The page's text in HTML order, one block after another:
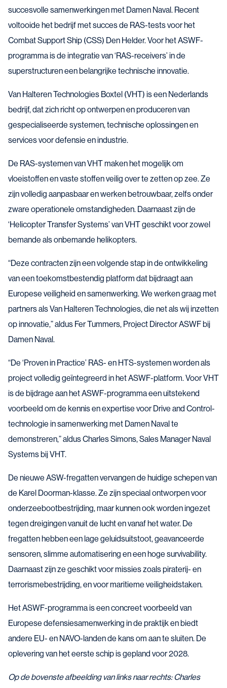
succesvolle samenwerkingen met Damen Naval. Recent
voltooide het bedrijf met succes de RAS-tests voor het
Combat Support Ship (CSS) Den Helder. Voor het ASWF-
programma is de integratie van ‘RAS-receivers’ in de
superstructuren een belangrijke technische innovatie.
Van Halteren Technologies Boxtel (VHT) is een Nederlands
bedrijf, dat zich richt op ontwerpen en produceren van
gespecialiseerde systemen, technische oplossingen en
services voor defensie en industrie.
De RAS-systemen van VHT maken het mogelijk om
vloeistoffen en vaste stoffen veilig over te zetten op zee. Ze
zijn volledig aanpasbaar en werken betrouwbaar, zelfs onder
zware operationele omstandigheden. Daarnaast zijn de
‘Helicopter Transfer Systems’ van VHT geschikt voor zowel
bemande als onbemande helikopters.
“Deze contracten zijn een volgende stap in de ontwikkeling
van een toekomstbestendig platform dat bijdraagt aan
Europese veiligheid en samenwerking. We werken graag met
partners als Van Halteren Technologies, die net als wij inzetten
op innovatie,” aldus Fer Tummers, Project Director ASWF bij
Damen Naval.
“De ‘Proven in Practice’ RAS- en HTS-systemen worden als
project volledig geïntegreerd in het ASWF-platform. Voor VHT
is de bijdrage aan het ASWF-programma een uitstekend
voorbeeld om de kennis en expertise voor Drive and Control-
technologie in samenwerking met Damen Naval te
demonstreren,” aldus Charles Simons, Sales Manager Naval
Systems bij VHT.
De nieuwe ASW-fregatten vervangen de huidige schepen van
de Karel Doorman-klasse. Ze zijn speciaal ontworpen voor
onderzeebootbestrijding, maar kunnen ook worden ingezet
tegen dreigingen vanuit de lucht en vanaf het water. De
fregatten hebben een lage geluidsuitstoot, geavanceerde
sensoren, slimme automatisering en een hoge survivability.
Daarnaast zijn ze geschikt voor missies zoals piraterij- en
terrorismebestrijding, en voor maritieme veiligheidstaken.
Het ASWF-programma is een concreet voorbeeld van
Europese defensiesamenwerking in de praktijk en biedt
andere EU- en NAVO-landen de kans om aan te sluiten. De
oplevering van het eerste schip is gepland voor 2028.
Op de bovenste afbeelding van links naar rechts: Charles